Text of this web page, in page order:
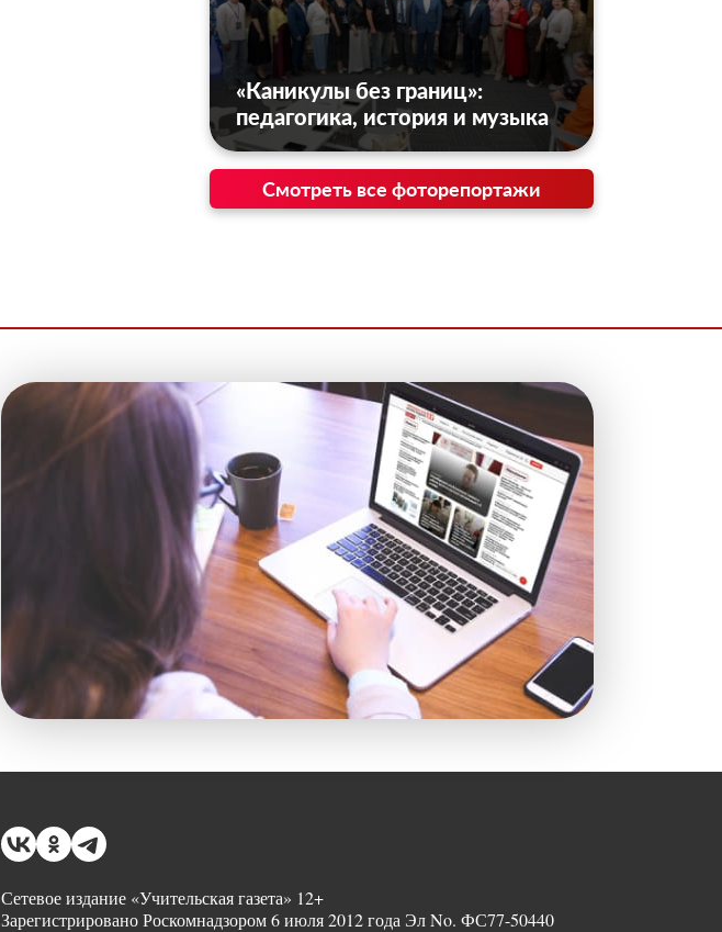
«Каникулы без границ»:
педагогика, история и музыка
Смотреть все фоторепортажи
Сетевое издание «Учительская газета» 12+
Зарегистрировано Роскомнадзором 6 июля 2012 года Эл No. ФС77-50440